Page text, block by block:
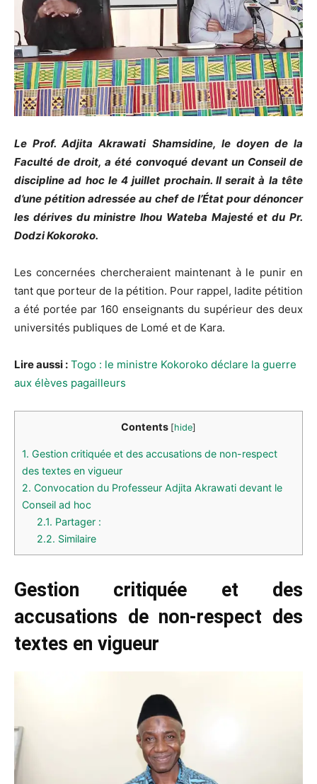
Le Prof. Adjita Akrawati Shamsidine, le doyen de la
Faculté de droit, a été convoqué devant un Conseil de
discipline ad hoc le 4 juillet prochain. Il serait à la tête
d’une pétition adressée au chef de l’État pour dénoncer
les dérives du ministre Ihou Wateba Majesté et du Pr.
Dodzi Kokoroko.
Les concernées chercheraient maintenant à le punir en
tant que porteur de la pétition. Pour rappel, ladite pétition
a été portée par 160 enseignants du supérieur des deux
universités publiques de Lomé et de Kara.
Lire aussi : Togo : le ministre Kokoroko déclare la guerre
aux élèves pagailleurs
Contents [hide]
1. Gestion critiquée et des accusations de non-respect
des textes en vigueur
2. Convocation du Professeur Adjita Akrawati devant le
Conseil ad hoc
2.1. Partager :
2.2. Similaire
Gestion critiquée et des
accusations de non-respect des
textes en vigueur